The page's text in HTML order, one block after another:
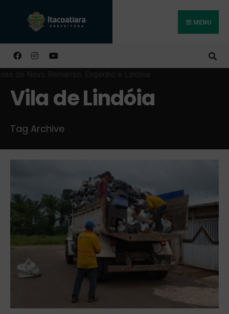
MENU
Vila de Lindóia
Tag Archive
Buscar